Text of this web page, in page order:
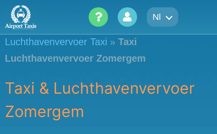
Skip
content
Nl
Luchthavenvervoer Taxi » Taxi
Luchthavenvervoer Zomergem
Taxi & Luchthavenvervoer
Zomergem